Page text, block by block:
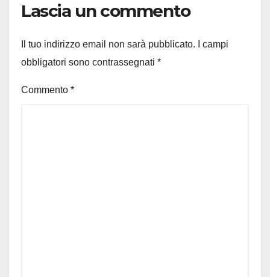
Lascia un commento
Il tuo indirizzo email non sarà pubblicato.
I campi
obbligatori sono contrassegnati *
Commento *